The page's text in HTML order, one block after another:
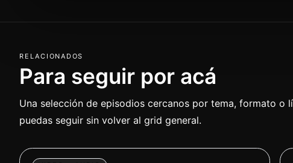
RELACIONADOS
Para seguir por acá
Una selección de episodios cercanos por tema, formato o
puedas seguir sin volver al grid general.